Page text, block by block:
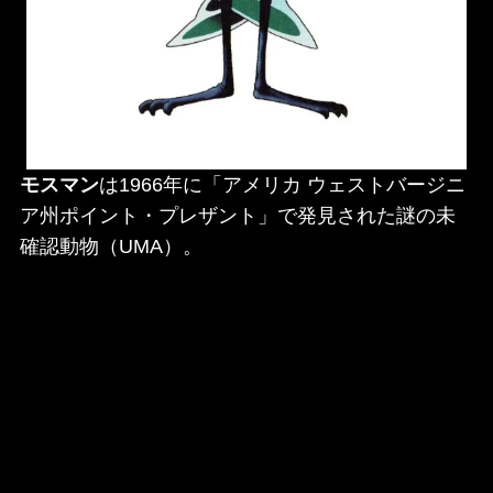
モスマンは1966年に「アメリカ ウェストバージニ
ア州ポイント・プレザント」で発見された謎の未
確認動物（UMA）。